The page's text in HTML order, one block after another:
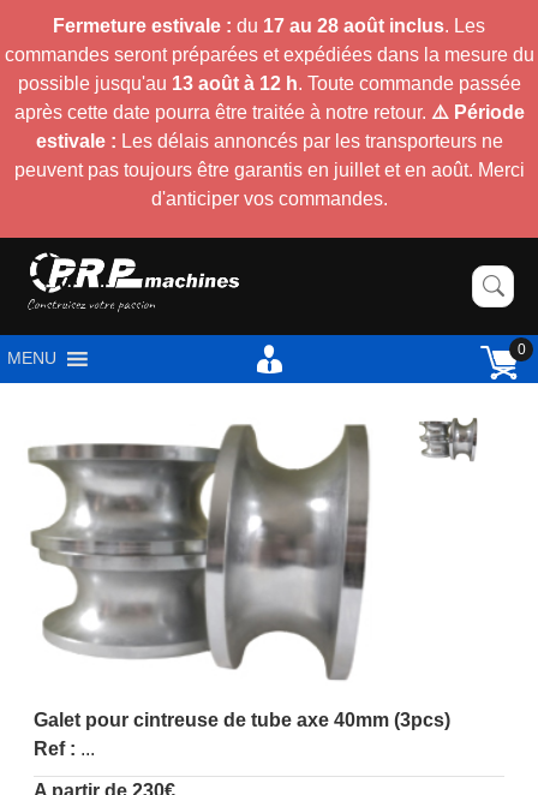
Fermeture estivale : du 17 au 28 août inclus. Les
commandes seront préparées et expédiées dans la mesure du
possible jusqu'au 13 août à 12 h. Toute commande passée
après cette date pourra être traitée à notre retour. ⚠️ Période
estivale : Les délais annoncés par les transporteurs ne
peuvent pas toujours être garantis en juillet et en août. Merci
d'anticiper vos commandes.
MENU 0
Galet pour cintreuse de tube axe 40mm (3pcs)
Ref : ...
A partir de 230€